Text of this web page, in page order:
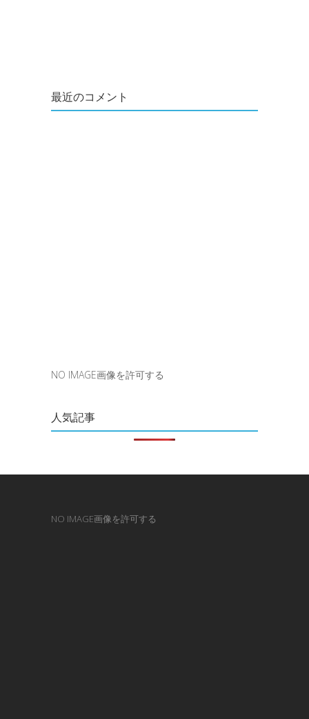
最近のコメント
NO IMAGE画像を許可する
人気記事
NO IMAGE画像を許可する